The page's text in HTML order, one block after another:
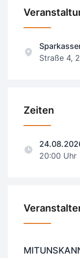
Straße 4,
Zeiten
20:00 Uhr